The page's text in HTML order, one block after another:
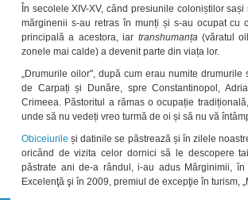
În secolele XIV-XV, când presiunile coloniștilor
mărginenii s-au retras în munți și s-au ocupat cu
principală a acestora, iar transhumanța(văratul
zonele mai calde) a devenit parte din viața lor.
„Drumurile oilor", după cum erau numite
de Carpați și Dunăre, spre Constantinopol,
Crimeea. Păstoritul a rămas o ocupație
unde să nu vedeți vreo turmă de oi și să nu vă
Obiceiurile și datinile se păstrează și în zilele
oricând de vizita celor dornici să le descopere
păstrate ani de-a rândul, i-au adus Mărginimii,
Excelenţă şi în 2009, premiul de excepţie în turism,